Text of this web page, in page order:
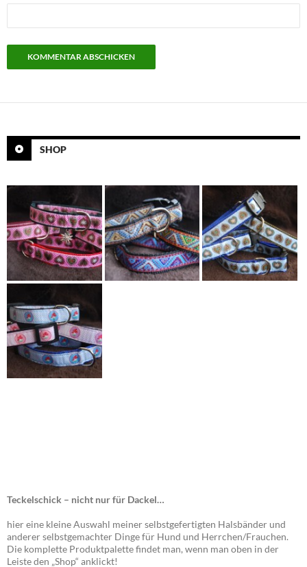
SHOP
Teckelschick – nicht nur für Dackel…
hier eine kleine Auswahl meiner selbstgefertigten Halsbänder und
anderer selbstgemachter Dinge für Hund und Herrchen/Frauchen.
Die komplette Produktpalette findet man, wenn man oben in der
Leiste den „Shop“ anklickt!